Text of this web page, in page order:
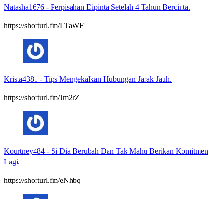
Natasha1676 - Perpisahan Dipinta Setelah 4 Tahun Bercinta.
https://shorturl.fm/LTaWF
Krista4381 - Tips Mengekalkan Hubungan Jarak Jauh.
https://shorturl.fm/Jm2rZ
Kourtney484 - Si Dia Berubah Dan Tak Mahu Berikan Komitmen
Lagi.
https://shorturl.fm/eNhbq